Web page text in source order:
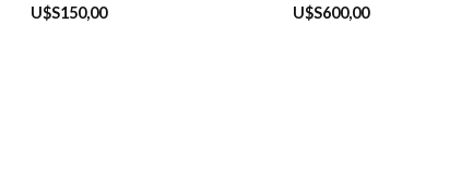
U$S150,00 U$S600,00